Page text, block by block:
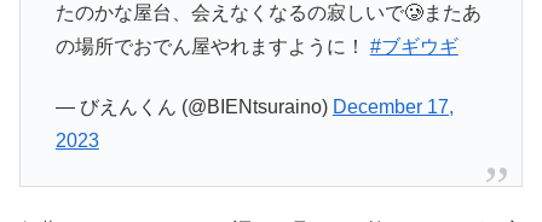
たのかな屋台、会えなくなるの寂しいで🥲またあ
の場所でおでん屋やれますように！ #ブギウギ
— びえんくん (@BIENtsuraino) December 17,
2023